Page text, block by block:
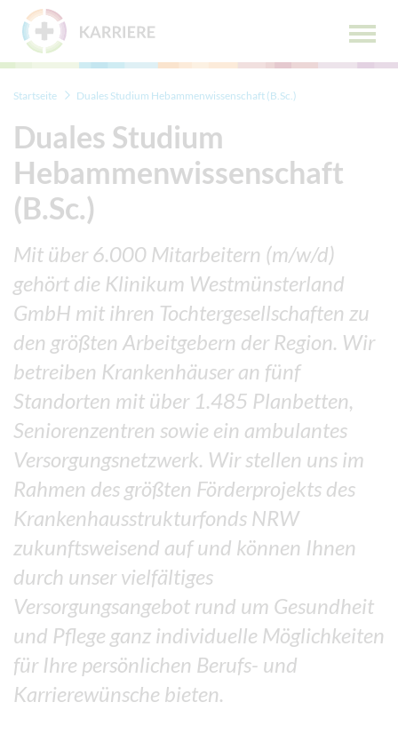
Zum Menü
Zum Inhalt
öffnen
Startseite Duales Studium Hebammenwissenschaft (B.Sc.)
Duales Studium
Hebammenwissenschaft
(B.Sc.)
Mit über 6.000 Mitarbeitern (m/w/d)
gehört die Klinikum Westmünsterland
GmbH mit ihren Tochtergesellschaften zu
den größten Arbeitgebern der Region. Wir
betreiben Krankenhäuser an fünf
Standorten mit über 1.485 Planbetten,
Seniorenzentren sowie ein ambulantes
Versorgungsnetzwerk. Wir stellen uns im
Rahmen des größten Förderprojekts des
Krankenhausstrukturfonds NRW
zukunftsweisend auf und können Ihnen
durch unser vielfältiges
Versorgungsangebot rund um Gesundheit
und Pflege ganz individuelle Möglichkeiten
für Ihre persönlichen Berufs- und
Karrierewünsche bieten.